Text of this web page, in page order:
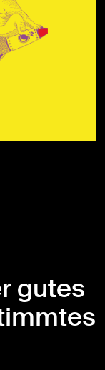
gutes